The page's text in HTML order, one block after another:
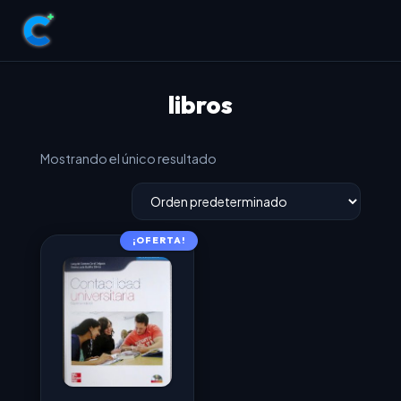
libros
Mostrando el único resultado
¡OFERTA!